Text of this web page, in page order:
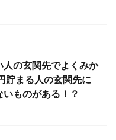
人の玄関先でよくみか
貯まる人の玄関先に
ものがある！？